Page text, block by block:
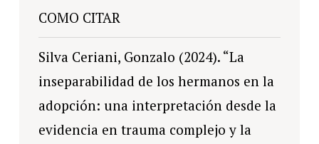
COMO CITAR
Silva Ceriani, Gonzalo (2024). “La
inseparabilidad de los hermanos en la
adopción: una interpretación desde la
evidencia en trauma complejo y la